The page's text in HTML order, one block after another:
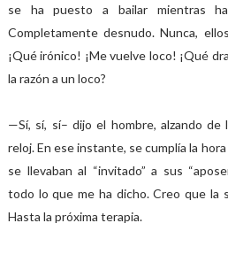
se ha puesto a bailar mientras
Completamente desnudo. Nunca,
¡Qué irónico! ¡Me vuelve loco! ¡Qué
la razón a un loco?
—Sí, sí, sí– dijo el hombre, alzando
reloj. En ese instante, se cumplía la
se llevaban al “invitado” a sus
todo lo que me ha dicho. Creo que la
Hasta la próxima terapia.